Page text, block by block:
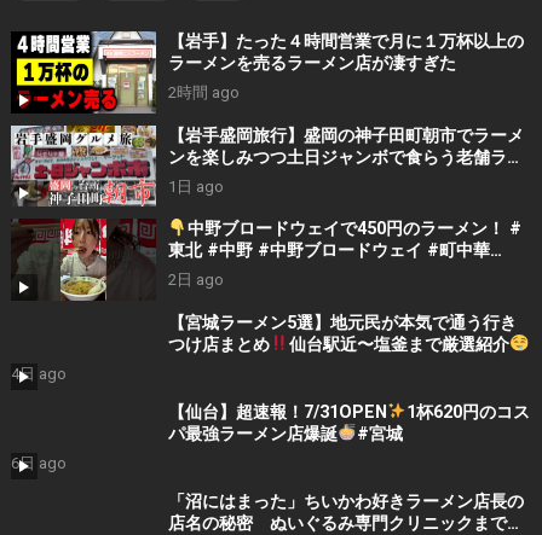
【岩手】たった４時間営業で月に１万杯以上の
ラーメンを売るラーメン店が凄すぎた
2時間 ago
【岩手盛岡旅行】盛岡の神子田町朝市でラーメ
ンを楽しみつつ土日ジャンボで食らう老舗ラー
メン 豪ーめん ラーメン☆ビリー
1日 ago
中野ブロードウェイで450円のラーメン！ ⁠#
東北 #中野 #中野ブロードウェイ #町中華
2日 ago
【宮城ラーメン5選】地元民が本気で通う行き
つけ店まとめ
仙台駅近〜塩釜まで厳選紹介
4日 ago
【仙台】超速報！7/31OPEN
1杯620円のコス
パ最強ラーメン店爆誕
#宮城
6日 ago
「沼にはまった」ちいかわ好きラーメン店長の
店名の秘密 ぬいぐるみ専門クリニックまで生